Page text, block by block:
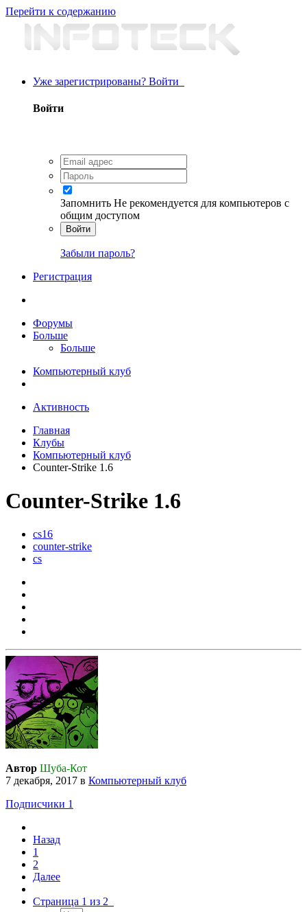
Перейти к содержанию
Уже зарегистрированы? Войти
Войти
Запомнить Не рекомендуется для компьютеров с
общим доступом
Войти
Забыли пароль?
Регистрация
Форумы
Больше
Больше
Компьютерный клуб
Активность
Главная
Клубы
Компьютерный клуб
Counter-Strike 1.6
Counter-Strike 1.6
cs16
counter-strike
cs
Автор Шуба-Кот
7 декабря, 2017 в Компьютерный клуб
Подписчики 1
Назад
1
2
Далее
Страница 1 из 2